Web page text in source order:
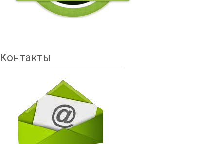
Контакты